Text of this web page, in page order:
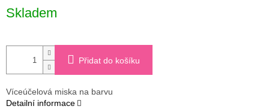
cena:
Skladem
Přidat do košíku
Víceúčelová miska na barvu
Detailní informace